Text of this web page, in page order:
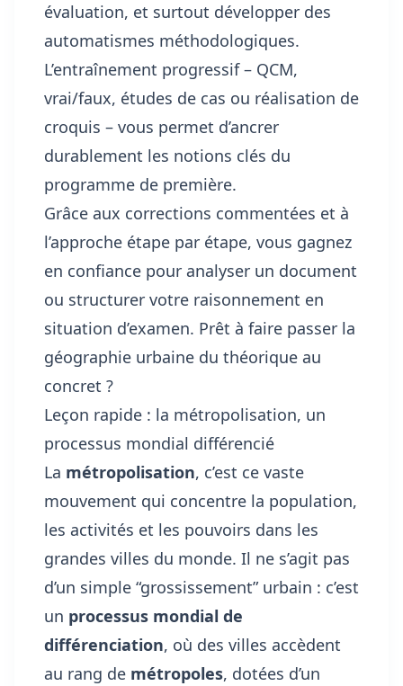
évaluation, et surtout développer des
automatismes méthodologiques.
L’entraînement progressif – QCM,
vrai/faux, études de cas ou réalisation de
croquis – vous permet d’ancrer
durablement les notions clés du
programme de première.
Grâce aux corrections commentées et à
l’approche étape par étape, vous gagnez
en confiance pour analyser un document
ou structurer votre raisonnement en
situation d’examen. Prêt à faire passer la
géographie urbaine du théorique au
concret ?
Leçon rapide : la métropolisation, un
processus mondial différencié
La métropolisation, c’est ce vaste
mouvement qui concentre la population,
les activités et les pouvoirs dans les
grandes villes du monde. Il ne s’agit pas
d’un simple “grossissement” urbain : c’est
un processus mondial de
différenciation, où des villes accèdent
au rang de métropoles, dotées d’un